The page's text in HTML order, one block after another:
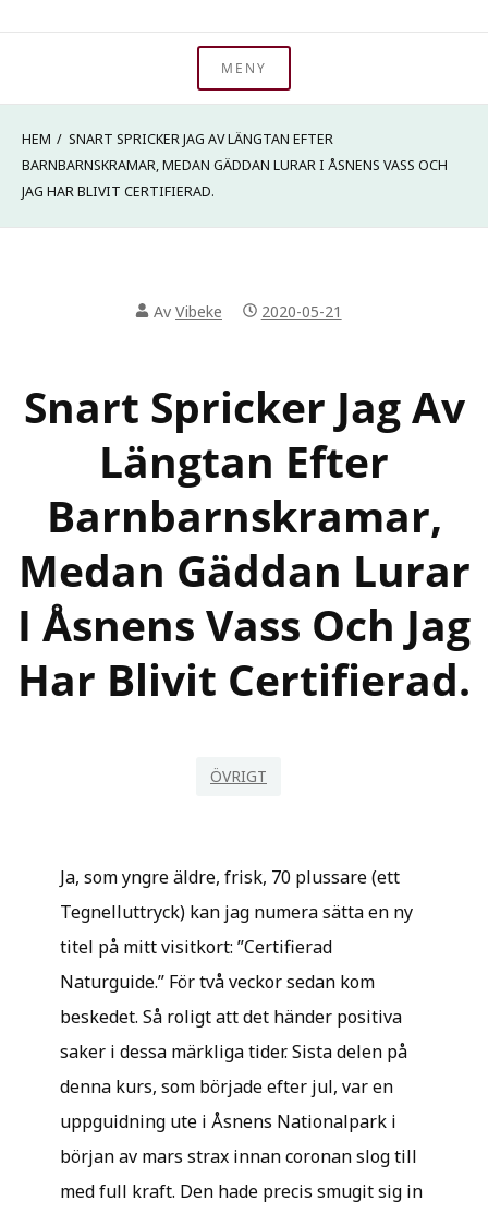
Ad Metam – Storytelling
Välkommen till min hemsida. Jag heter Vibeke Hyltén-
Cavallius och jag är BERÄTTARE. På den här sidan kan du
MENY
HEM
SNART SPRICKER JAG AV LÄNGTAN EFTER
BARNBARNSKRAMAR, MEDAN GÄDDAN LURAR I ÅSNENS VASS OCH
JAG HAR BLIVIT CERTIFIERAD.
Av Vibeke 2020-05-21
Snart Spricker Jag Av
Längtan Efter
Barnbarnskramar,
Medan Gäddan Lurar
I Åsnens Vass Och Jag
Har Blivit Certifierad.
ÖVRIGT
Ja, som yngre äldre, frisk, 70 plussare (ett
Tegnelluttryck) kan jag numera sätta en ny
titel på mitt visitkort: ”Certifierad
Naturguide.” För två veckor sedan kom
beskedet. Så roligt att det händer positiva
saker i dessa märkliga tider. Sista delen på
denna kurs, som började efter jul, var en
uppguidning ute i Åsnens Nationalpark i
början av mars strax innan coronan slog till
med full kraft. Den hade precis smugit sig in